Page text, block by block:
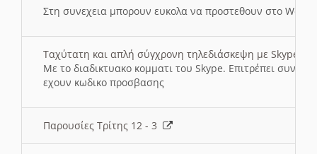
Στη συνεχεια μπορουν ευκολα να προστεθουν στο Word
Ταχύτατη και απλή σύγχρονη τηλεδιάσκεψη με Skype
Με το διαδικτυακο κομματι του Skype. Επιτρέπει
εχουν κωδικο προσβασης
Παρουσίες Τρίτης 12 - 3